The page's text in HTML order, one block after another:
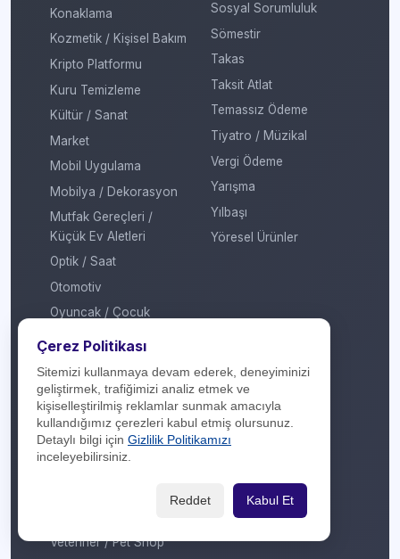
Konaklama
Kozmetik / Kişisel Bakım
Kripto Platformu
Kuru Temizleme
Kültür / Sanat
Market
Mobil Uygulama
Mobilya / Dekorasyon
Mutfak Gereçleri /
Küçük Ev Aletleri
Optik / Saat
Otomotiv
Oyuncak / Çocuk
Profesyonel Hizmet
Sigorta / Emeklilik
Spor Giyim
Spor Merkezi
Tasarım
Veteriner / Pet Shop
Sosyal Sorumluluk
Sömestir
Takas
Taksit Atlat
Temassız Ödeme
Tiyatro / Müzikal
Vergi Ödeme
Yarışma
Yılbaşı
Yöresel Ürünler
Çerez Politikası
Sitemizi kullanmaya devam ederek, deneyiminizi
geliştirmek, trafiğimizi analiz etmek ve
kişiselleştirilmiş reklamlar sunmak amacıyla
kullandığımız çerezleri kabul etmiş olursunuz.
Detaylı bilgi için Gizlilik Politikamızı
inceleyebilirsiniz.
Reddet Kabul Et